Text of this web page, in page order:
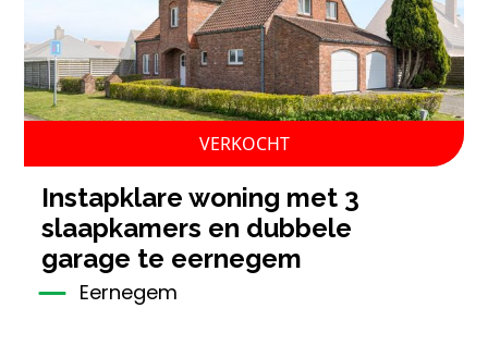
VERKOCHT
instapklare woning met 3
slaapkamers en dubbele
garage te eernegem
Eernegem